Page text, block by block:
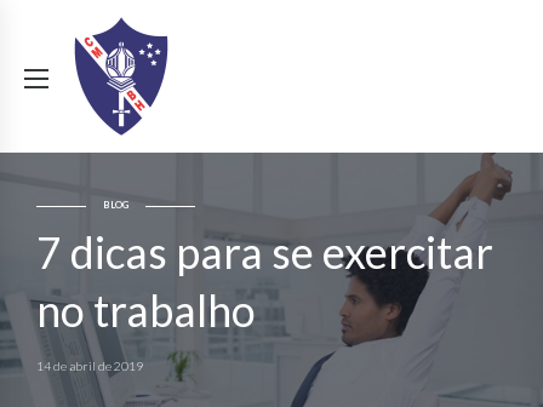
BLOG
7 dicas para se exercitar
no trabalho
14 de abril de 2019